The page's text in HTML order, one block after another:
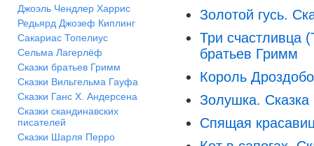
Джоэль Чендлер Харрис
Редьярд Джозеф Киплинг
Сакариас Топелиус
Сельма Лагерлёф
Сказки братьев Гримм
Сказки Вильгельма Гауфа
Сказки Ганс Х. Андерсена
Сказки скандинавских
писателей
Сказки Шарля Перро
Золотой гусь.
Три счастливца
братьев Гримм
Король
Золушка.
Спящая